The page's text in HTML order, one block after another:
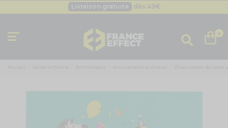
Livraison gratuite dès 49€
Livraison gratuite dès 49 0
Accueil Soirée à thème Anniversaire Anniversaire animaux 20 serviettes de table